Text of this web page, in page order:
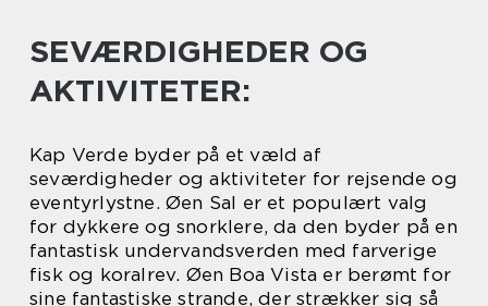
SEVÆRDIGHEDER OG
AKTIVITETER:
Kap Verde byder på et væld af
seværdigheder og aktiviteter for rejsende og
eventyrlystne. Øen Sal er et populært valg
for dykkere og snorklere, da den byder på en
fantastisk undervandsverden med farverige
fisk og koralrev. Øen Boa Vista er berømt for
sine fantastiske strande, der strækker sig så